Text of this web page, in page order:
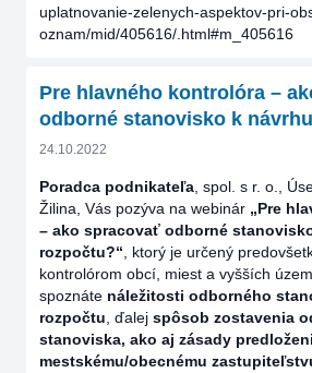
uplatnovanie-zelenych-aspektov-pri-
oznam/mid/405616/.html#m_405616
Pre hlavného kontrolóra –
odborné stanovisko k
24.10.2022
Poradca podnikateľa , spol. s r. o.,
Žilina, Vás pozýva na webinár „Pre
– ako spracovať odborné
rozpočtu?“ , ktorý je určený
kontrolórom obcí, miest a vyšších
spoznáte náležitosti odborného
rozpočtu , ďalej spôsob zostavenia
stanoviska, ako aj zásady
mestskému/obecnému